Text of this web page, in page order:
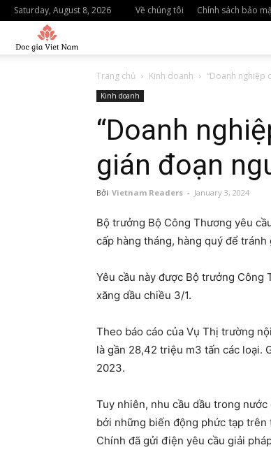
Saturday, August 8, 2026 Về chúng tôi Chính sách bảo
Trang chủ Kinh doanh “Doanh nghiệp
Kinh doanh
“Doanh
gián đoạn
Bởi Vietnam Readers - January 3, 2024
Bộ trưởng Bộ Công Thương yêu
cấp hàng tháng, hàng quý để
Yêu cầu này được Bộ trưởng
xăng dầu chiều 3/1.
Theo báo cáo của Vụ Thị trường
là gần 28,42 triệu m3 tấn các loại.
2023.
Tuy nhiên, nhu cầu dầu trong
bởi những biến động phức tạp
Chính đã gửi điện yêu cầu giải